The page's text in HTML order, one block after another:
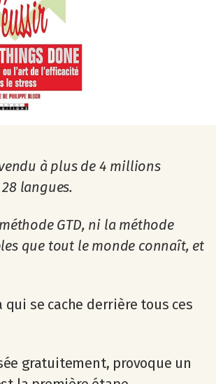
à plus de 4 millions
langues.
GTD, ni la méthode
que tout le monde connaît, et
se cache derrière tous ces
gratuitement, provoque un